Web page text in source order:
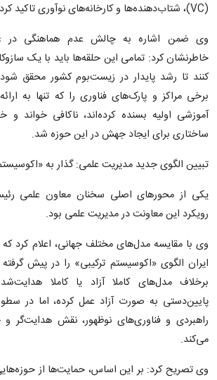
(VC)، شتاب‌دهنده‌ها و کارخانه‌های نوآوری تاکید کرد.
وی ضمن اشاره به چالش عدم هماهنگی در
خاطرنشان کرد: تمامی این حلقه‌ها باید با یک
کنند تا رشد پایدار در زیست‌بوم کشور محقق
برخی مراکز و پارک‌های فناوری را که تنها به
آموزشی اولیه بسنده کرده‌اند، ناکافی خواند و
ساختاری برای ایجاد جهش در این حوزه شد.
تبیین الگوی جدید مدیریت علمی: گذار به
یکی از محورهای اصلی سخنان معاون علمی
رویکرد این معاونت در مدیریت علمی بود.
ایران الگوی «اکوسیستم ترکیبی» را در پیش
برخلاف مدل‌های کاملا آزاد یا کاملا
پایین‌دستی به صورت آزاد عمل کرده، اما در
راهبردی و فناوری‌های نوظهور، نقش هدایت‌گر و
می‌کند.
وی تصریح کرد: بر این اساس، حمایت‌ها از